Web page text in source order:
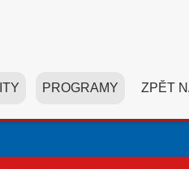
PROGRAMY ZPĚT